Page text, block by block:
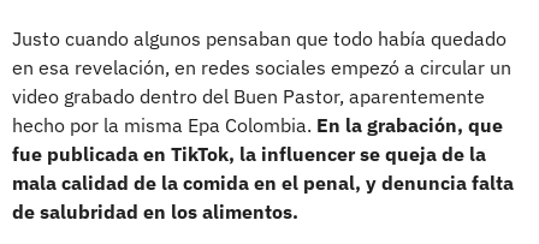
Justo cuando algunos pensaban que todo había quedado
en esa revelación, en redes sociales empezó a circular un
video grabado dentro del Buen Pastor, aparentemente
hecho por la misma Epa Colombia. En la grabación, que
fue publicada en TikTok, la influencer se queja de la
mala calidad de la comida en el penal, y denuncia falta
de salubridad en los alimentos.